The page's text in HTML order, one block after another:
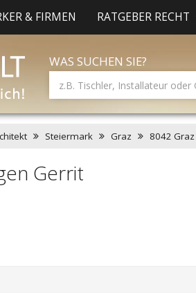
& FIRMEN RATGEBER RECHT
WAS SUCHEN SIE?
Steiermark Graz 8042 Graz
Gerrit